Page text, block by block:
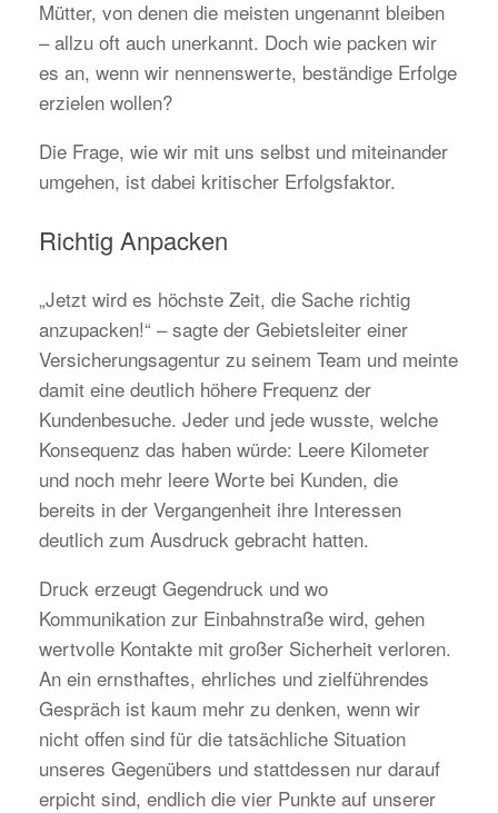
Mütter, von denen die meisten ungenannt bleiben
– allzu oft auch unerkannt. Doch wie packen wir
es an, wenn wir nennenswerte, beständige Erfolge
erzielen wollen?
Die Frage, wie wir mit uns selbst und miteinander
umgehen, ist dabei kritischer Erfolgsfaktor.
Richtig Anpacken
„Jetzt wird es höchste Zeit, die Sache richtig
anzupacken!“ – sagte der Gebietsleiter einer
Versicherungsagentur zu seinem Team und meinte
damit eine deutlich höhere Frequenz der
Kundenbesuche. Jeder und jede wusste, welche
Konsequenz das haben würde: Leere Kilometer
und noch mehr leere Worte bei Kunden, die
bereits in der Vergangenheit ihre Interessen
deutlich zum Ausdruck gebracht hatten.
Druck erzeugt Gegendruck und wo
Kommunikation zur Einbahnstraße wird, gehen
wertvolle Kontakte mit großer Sicherheit verloren.
An ein ernsthaftes, ehrliches und zielführendes
Gespräch ist kaum mehr zu denken, wenn wir
nicht offen sind für die tatsächliche Situation
unseres Gegenübers und stattdessen nur darauf
erpicht sind, endlich die vier Punkte auf unserer